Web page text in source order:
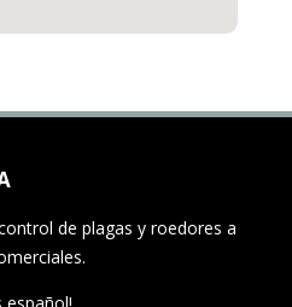
de plagas y roedores a